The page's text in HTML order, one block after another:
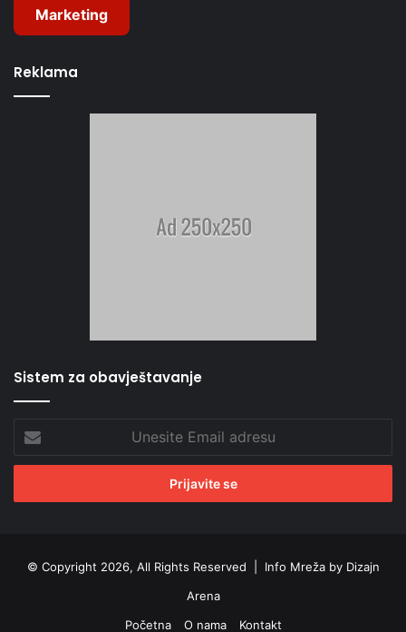
Marketing
Reklama
Sistem za obavještavanje
Email
adresu
© Copyright 2026, All Rights Reserved | Info Mreža by Dizajn
Arena
Početna
O nama Kontakt